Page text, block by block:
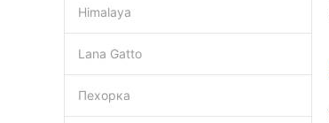
Himalaya
Lana Gatto
Пехорка